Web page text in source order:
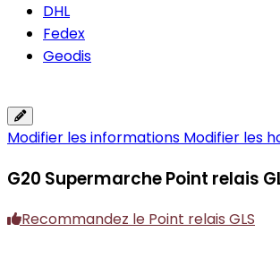
DHL
Fedex
Geodis
Modifier les informations Modifier les
G20 SupermarchePoint relais
Recommandez le Point relais GLS